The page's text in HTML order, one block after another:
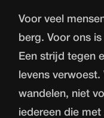
Voor veel
berg. Voor ons
Een strijd tegen
levens
wandelen, niet
iedereen die